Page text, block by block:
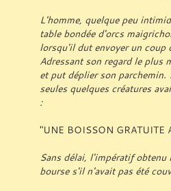
L'homme, quelque peu
table bondée d'orcs
lorsqu'il dut envoyer un coup
Adressant son regard le plus
et put déplier son
seules quelques créatures
:
"UNE BOISSON GRATUITE
Sans délai, l'impératif
bourse s'il n'avait pas été